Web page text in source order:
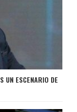
UN ESCENARIO DE